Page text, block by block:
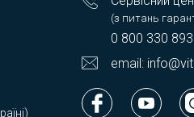
(з питань
0 800 330 893
email: